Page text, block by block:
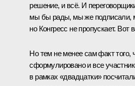
решение, и всё. И
мы бы рады, мы же подписали,
но Конгресс не пропускает. Вот
Но тем не менее сам факт того,
сформулировано и все
в рамках «двадцатки»